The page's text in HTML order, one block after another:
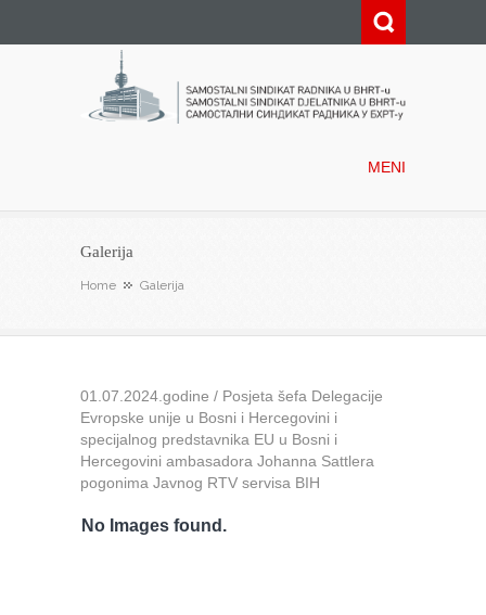
MENI
Galerija
Home Galerija
01.07.2024.godine / Posjeta šefa Delegacije
Evropske unije u Bosni i Hercegovini i
specijalnog predstavnika EU u Bosni i
Hercegovini ambasadora Johanna Sattlera
pogonima Javnog RTV servisa BIH
No Images found.